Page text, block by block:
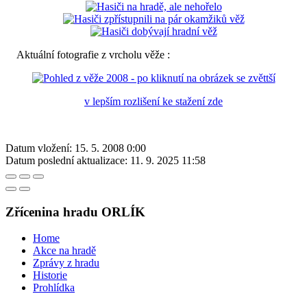
Aktuální fotografie z vrcholu věže :
v lepším rozlišení ke stažení zde
Datum vložení: 15. 5. 2008 0:00
Datum poslední aktualizace: 11. 9. 2025 11:58
Zřícenina hradu ORLÍK
Home
Akce na hradě
Zprávy z hradu
Historie
Prohlídka